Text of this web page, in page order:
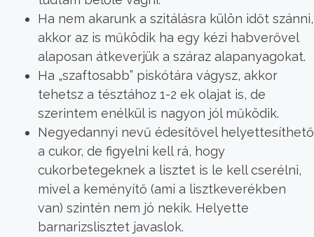
Ha nem akarunk a szitálásra külön időt szánni,
akkor az is működik ha egy kézi habverővel
alaposan átkeverjük a száraz alapanyagokat.
Ha „szaftosabb” piskótára vágysz, akkor
tehetsz a tésztához 1-2 ek olajat is, de
szerintem enélkül is nagyon jól működik.
Negyedannyi nevű édesítővel helyettesíthető
a cukor, de figyelni kell rá, hogy
cukorbetegeknek a lisztet is le kell cserélni,
mivel a keményítő (ami a lisztkeverékben
van) szintén nem jó nekik. Helyette
barnarizslisztet javaslok.